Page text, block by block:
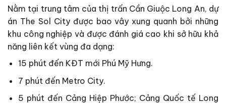
Nằm tại trung tâm của thị trấn Cần Giuộc Long An, dự
án The Sol City được bao vây xung quanh bởi những
khu công nghiệp và được đánh giá cao khi sở hữu khả
năng liên kết vùng đa dạng:
15 phút đến KĐT mới Phú Mỹ Hưng.
7 phút đến Metro City.
5 phút đến Cảng Hiệp Phước; Cảng Quốc tế Long